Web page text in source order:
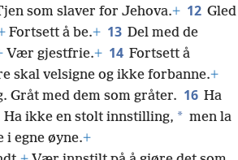
som slaver for Jehova.+ 12 Gled
Fortsett å be.+ 13 Del med de
Vær gjestfrie.+ 14 Fortsett å
skal velsigne og ikke forbanne.+
Gråt med dem som gråter. 16 Ha
Ha ikke en stolt innstilling, * men la
egne øyne.+